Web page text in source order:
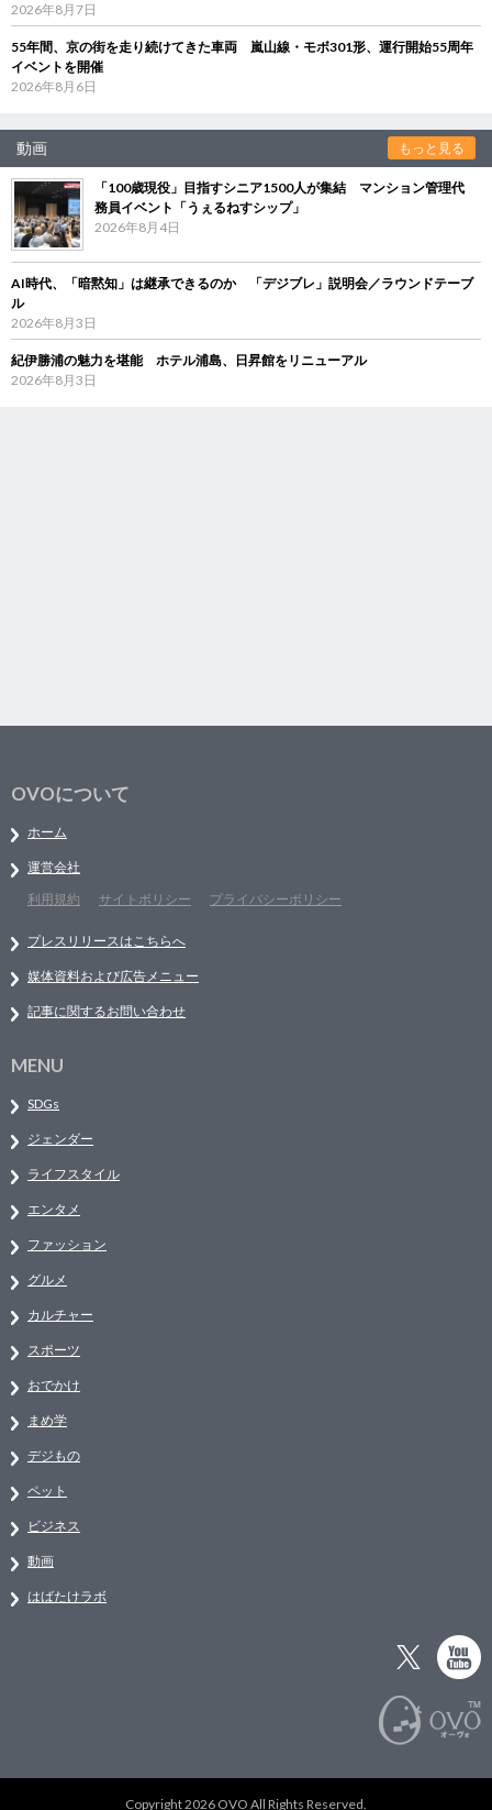
2026年8月7日
55年間、京の街を走り続けてきた車両 嵐山線・モボ301形、運行開始55周年
イベントを開催
2026年8月6日
動画 もっと見る
「100歳現役」目指すシニア1500人が集結 マンション管理代
務員イベント「うぇるねすシップ」
2026年8月4日
AI時代、「暗黙知」は継承できるのか 「デジブレ」説明会／ラウンドテーブ
ル
2026年8月3日
紀伊勝浦の魅力を堪能 ホテル浦島、日昇館をリニューアル
2026年8月3日
OVOについて
ホーム
運営会社
利用規約
サイトポリシー プライバシーポリシー
プレスリリースはこちらへ
媒体資料および広告メニュー
記事に関するお問い合わせ
MENU
SDGs
ジェンダー
ライフスタイル
エンタメ
ファッション
グルメ
カルチャー
スポーツ
おでかけ
まめ学
デジもの
ペット
ビジネス
動画
はばたけラボ
Copyright 2026 OVO All Rights Reserved.